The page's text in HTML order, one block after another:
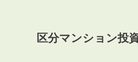
区分マンション投